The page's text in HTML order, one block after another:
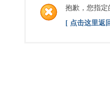
抱歉，您指
[ 点击这里返